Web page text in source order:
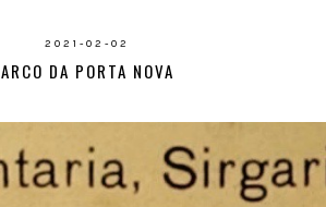
2021-02-02
ARCO DA PORTA NOVA